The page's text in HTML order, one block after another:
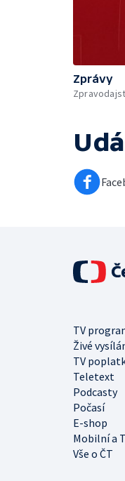
Zprávy
TV
Živé
TV
Teletext
Podcasty
Počasí
E-shop
Mobilní a
Vše o ČT